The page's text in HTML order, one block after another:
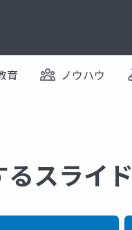
育 ノウハウ
スライド